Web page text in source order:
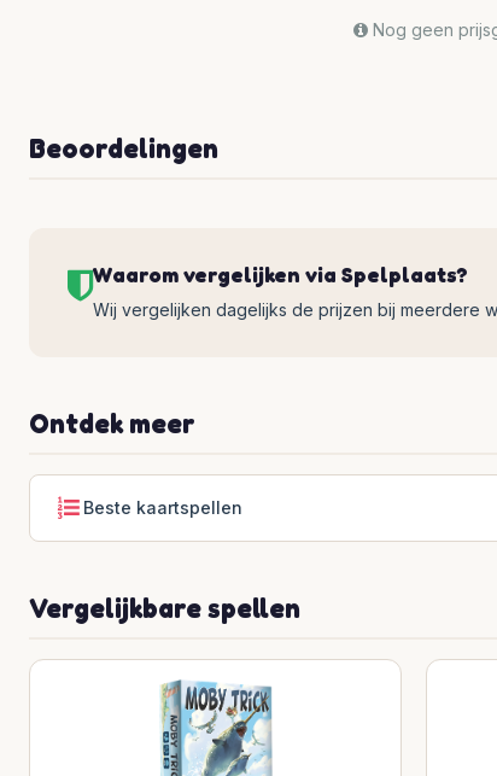
Nog geen
Beoordelingen
Waarom vergelijken via Spelplaats?
Wij vergelijken dagelijks de prijzen bij meerdere
Ontdek meer
Beste kaartspellen
Vergelijkbare spellen